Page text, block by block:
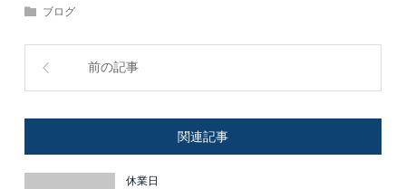
ブログ
前の記事
関連記事
休業日